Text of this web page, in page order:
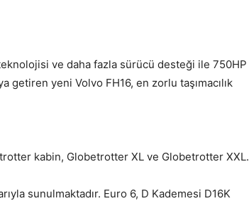
ve daha fazla sürücü desteği ile 750HP
yeni Volvo FH16, en zorlu taşımacılık
kabin, Globetrotter XL ve Globetrotter XXL.
sunulmaktadır. Euro 6, D Kademesi D16K